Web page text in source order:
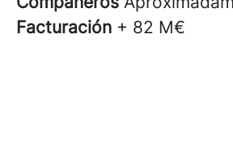
Facturación + 82 M€